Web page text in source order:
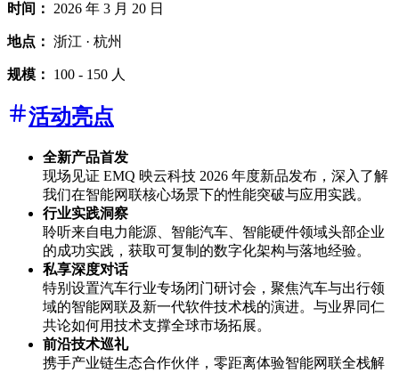
时间： 2026 年 3 月 20 日
地点： 浙江 · 杭州
规模： 100 - 150 人
活动亮点
全新产品首发
现场见证 EMQ 映云科技 2026 年度新品发布，深入了解
我们在智能网联核心场景下的性能突破与应用实践。
行业实践洞察
聆听来自电力能源、智能汽车、智能硬件领域头部企业
的成功实践，获取可复制的数字化架构与落地经验。
私享深度对话
特别设置汽车行业专场闭门研讨会，聚焦汽车与出行领
域的智能网联及新一代软件技术栈的演进。与业界同仁
共论如何用技术支撑全球市场拓展。
前沿技术巡礼
携手产业链生态合作伙伴，零距离体验智能网联全栈解